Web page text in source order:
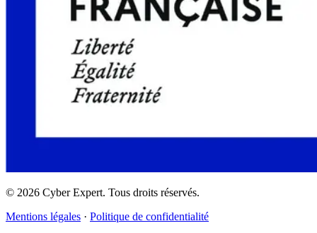
© 2026 Cyber Expert. Tous droits réservés.
Mentions légales · Politique de confidentialité